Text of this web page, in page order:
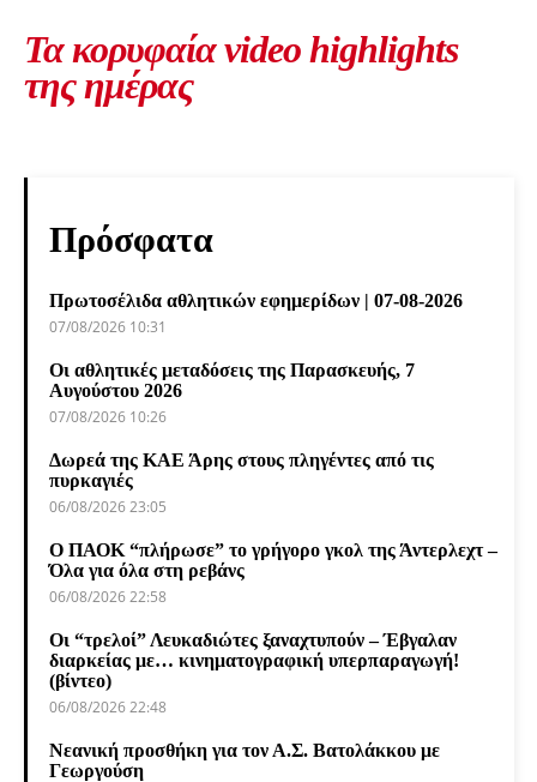
Τα κορυφαία video highlights
της ημέρας
Πρόσφατα
Πρωτοσέλιδα αθλητικών εφημερίδων | 07-08-2026
07/08/2026 10:31
Οι αθλητικές μεταδόσεις της Παρασκευής, 7
Αυγούστου 2026
07/08/2026 10:26
Δωρεά της ΚΑΕ Άρης στους πληγέντες από τις
πυρκαγιές
06/08/2026 23:05
Ο ΠΑΟΚ “πλήρωσε” το γρήγορο γκολ της Άντερλεχτ –
Όλα για όλα στη ρεβάνς
06/08/2026 22:58
Οι “τρελοί” Λευκαδιώτες ξαναχτυπούν – Έβγαλαν
διαρκείας με… κινηματογραφική υπερπαραγωγή!
(βίντεο)
06/08/2026 22:48
Νεανική προσθήκη για τον Α.Σ. Βατολάκκου με
Γεωργούση